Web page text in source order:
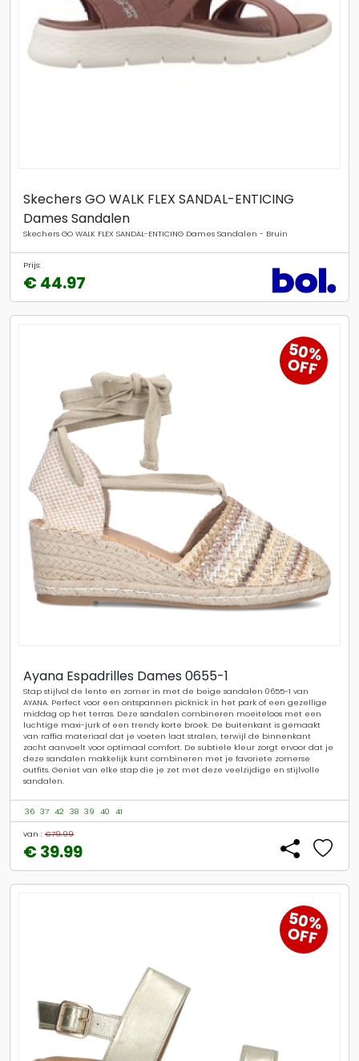
Skechers GO WALK FLEX SANDAL-ENTICING
Dames Sandalen
Skechers GO WALK FLEX SANDAL-ENTICING Dames Sandalen - Bruin
Prijs:
€ 44.97
50%
OFF
Ayana Espadrilles Dames 0655-1
Stap stijlvol de lente en zomer in met de beige sandalen 0655-1 van
AYANA. Perfect voor een ontspannen picknick in het park of een gezellige
middag op het terras. Deze sandalen combineren moeiteloos met een
luchtige maxi-jurk of een trendy korte broek. De buitenkant is gemaakt
van raffia materiaal dat je voeten laat stralen, terwijl de binnenkant
zacht aanvoelt voor optimaal comfort. De subtiele kleur zorgt ervoor dat je
deze sandalen makkelijk kunt combineren met je favoriete zomerse
outfits. Geniet van elke stap die je zet met deze veelzijdige en stijlvolle
sandalen.
36 37 42 38 39 40 41
van : €79.99
€ 39.99
50%
OFF